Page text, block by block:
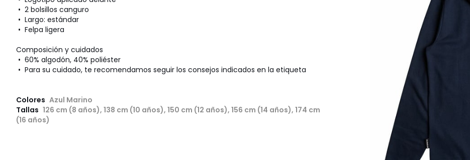
• 2 bolsillos canguro
• Largo: estándar
• Felpa ligera
Composición y cuidados
• 60% algodón, 40% poliéster
• Para su cuidado, te recomendamos seguir los consejos indicados en la etiqueta
Colores Azul Marino
Tallas 126 cm (8 años), 138 cm (10 años), 150 cm (12 años), 156 cm (14 años), 174 cm
(16 años)